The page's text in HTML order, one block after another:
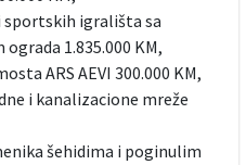
sportskih igrališta sa
1.835.000 KM,
ARS AEVI 300.000 KM,
i kanalizacione mreže
šehidima i poginulim